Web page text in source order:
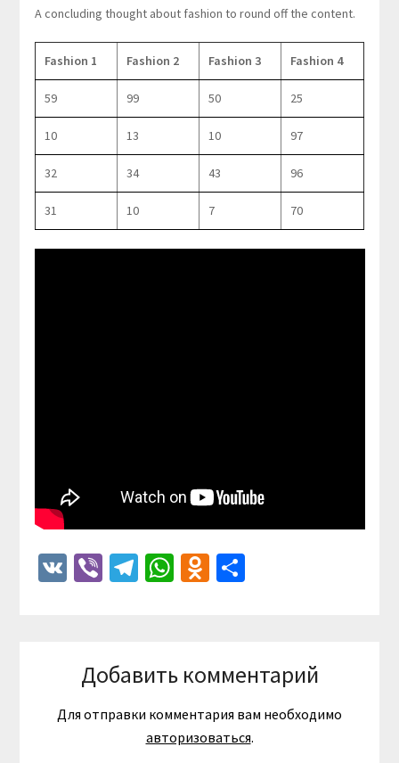
A concluding thought about fashion to round off the content.
Fashion 1 Fashion 2 Fashion 3 Fashion 4
59 99 50 25
10 13 10 97
32 34 43 96
31 10 7 70
VKViberTelegram
WhatsApp
Odnoklassniki
Отправить
Добавить комментарий
Для отправки комментария вам необходимо
авторизоваться.